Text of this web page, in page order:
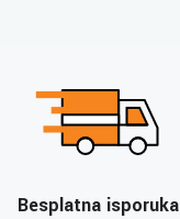
Besplatna isporuka